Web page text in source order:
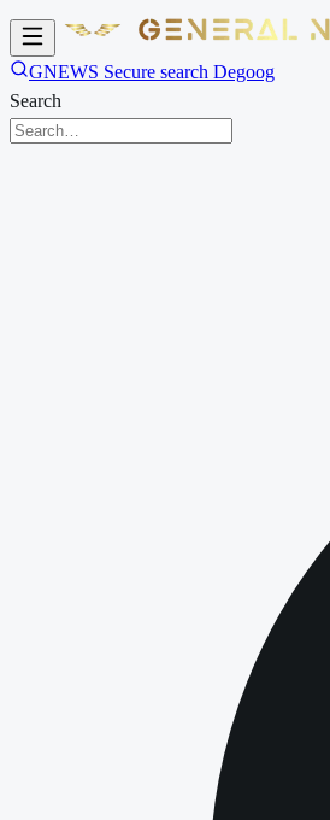
GNEWS Secure search Degoog
Search